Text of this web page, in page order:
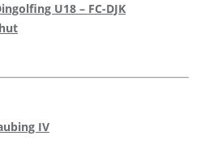
U18 – FC-DJK
IV